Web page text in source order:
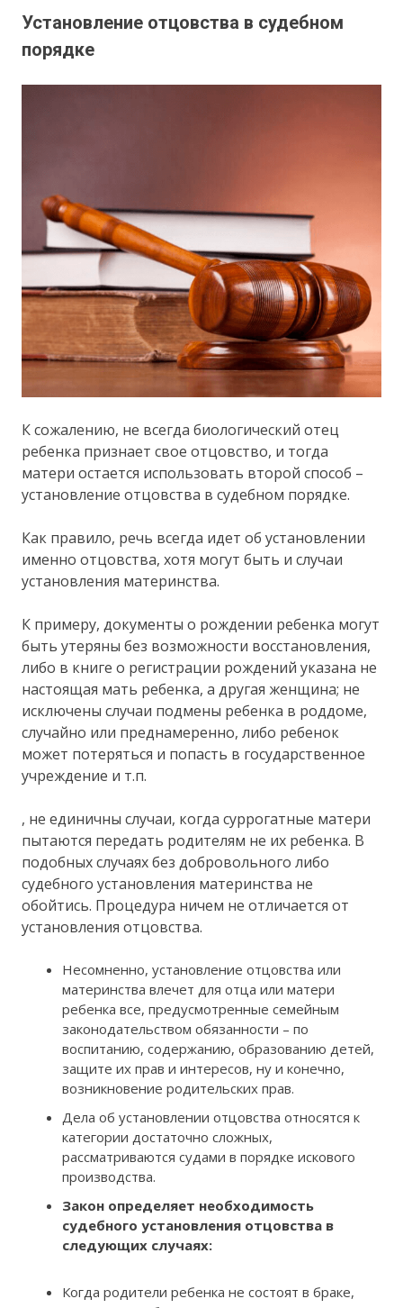
Установление отцовства в судебном
порядке
К сожалению, не всегда биологический отец
ребенка признает свое отцовство, и тогда
матери остается использовать второй способ –
установление отцовства в судебном порядке.
Как правило, речь всегда идет об установлении
именно отцовства, хотя могут быть и случаи
установления материнства.
К примеру, документы о рождении ребенка могут
быть утеряны без возможности восстановления,
либо в книге о регистрации рождений указана не
настоящая мать ребенка, а другая женщина; не
исключены случаи подмены ребенка в роддоме,
случайно или преднамеренно, либо ребенок
может потеряться и попасть в государственное
учреждение и т.п.
, не единичны случаи, когда суррогатные матери
пытаются передать родителям не их ребенка. В
подобных случаях без добровольного либо
судебного установления материнства не
обойтись. Процедура ничем не отличается от
установления отцовства.
Несомненно, установление отцовства или
материнства влечет для отца или матери
ребенка все, предусмотренные семейным
законодательством обязанности – по
воспитанию, содержанию, образованию детей,
защите их прав и интересов, ну и конечно,
возникновение родительских прав.
Дела об установлении отцовства относятся к
категории достаточно сложных,
рассматриваются судами в порядке искового
производства.
Закон определяет необходимость
судебного установления отцовства в
следующих случаях:
Когда родители ребенка не состоят в браке,